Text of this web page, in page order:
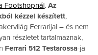
Footshopnál. Az
kézzel készített,
Ferrarijai – és nem
részletet tartalmaznak,
Ferrari 512 Testarossa-ja